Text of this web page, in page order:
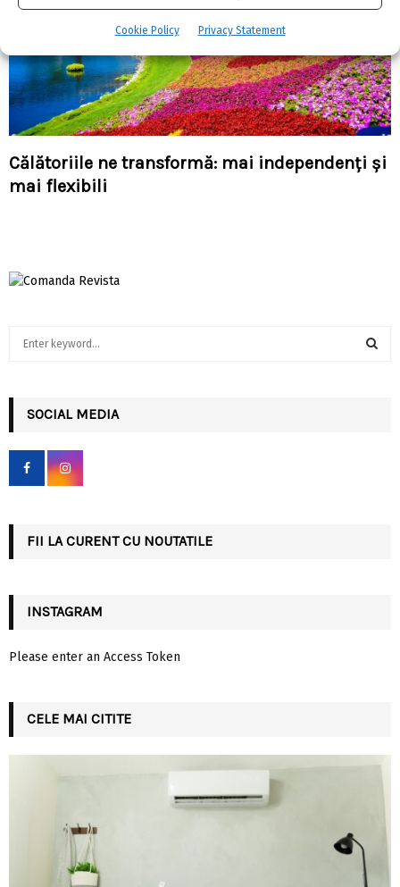
Cookie Policy Privacy Statement
Călătoriile ne transformă: mai independenți și
mai flexibili
h
f
r
SOCIAL MEDIA
FII LA CURENT CU NOUTATILE
INSTAGRAM
Please enter an Access Token
CELE MAI CITITE